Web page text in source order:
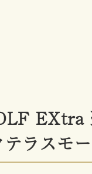
EXtra
ラスモー